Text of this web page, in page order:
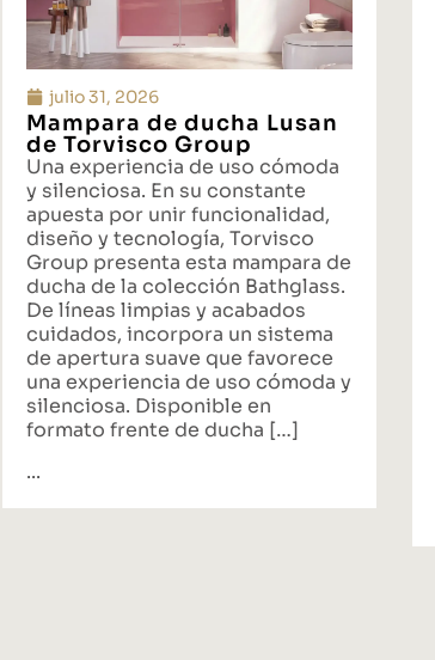
julio 31, 2026
Mampara de ducha Lusan
de Torvisco Group
Una experiencia de uso cómoda
y silenciosa. En su constante
apuesta por unir funcionalidad,
diseño y tecnología, Torvisco
Group presenta esta mampara de
ducha de la colección Bathglass.
De líneas limpias y acabados
cuidados, incorpora un sistema
de apertura suave que favorece
una experiencia de uso cómoda y
silenciosa. Disponible en
formato frente de ducha […]
...